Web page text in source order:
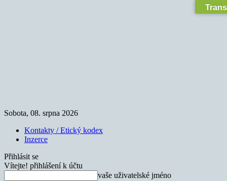
Sobota, 08. srpna 2026
Kontakty / Etický kodex
Inzerce
Přihlásit se
Vítejte! přihlášení k účtu
vaše uživatelské jméno